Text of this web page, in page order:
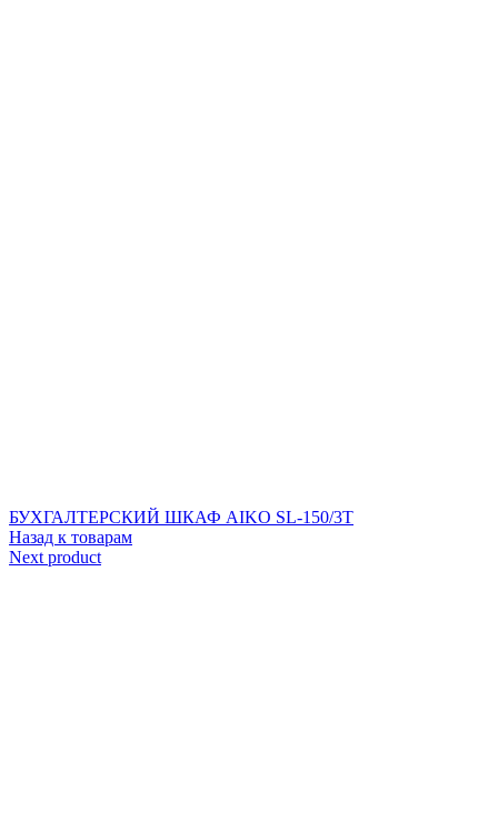
БУХГАЛТЕРСКИЙ ШКАФ AIKO SL-150/3Т
Назад к товарам
Next product